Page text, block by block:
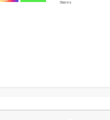
Shares